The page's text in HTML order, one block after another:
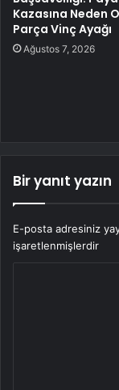
Kazasına Neden
Parça Vinç Ayağı
Ağustos 7, 2026
Bir yanıt yazın
E-posta adresiniz
işaretlenmişlerdir